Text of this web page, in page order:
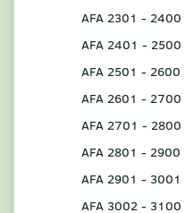
AFA 2301 - 2400
AFA 2401 - 2500
AFA 2501 - 2600
AFA 2601 - 2700
AFA 2701 - 2800
AFA 2801 - 2900
AFA 2901 - 3001
AFA 3002 - 3100